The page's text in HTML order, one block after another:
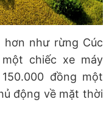
như rừng Cúc
chiếc xe máy
đồng một
động về mặt thời